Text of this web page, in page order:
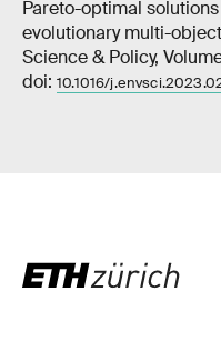
Pareto-optimal
evolutionary multi-
Science & Policy,
doi: 10.1016/